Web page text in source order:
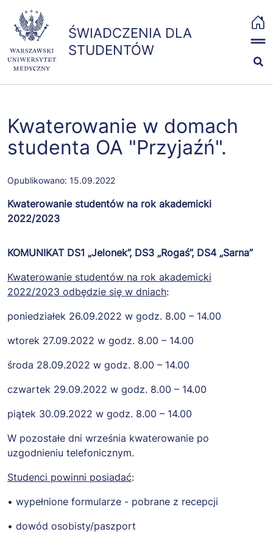
treści
ŚWIADCZENIA DLA
STUDENTÓW
The MIT License
(MIT)
2021 The Bootstrap
Permission is hereby
granted, free of
charge, to any
person obtaining a
copy of this
software and
associated
deal in the Software
without restriction,
including without
limitation the rights
merge, publish,
distribute,
sublicense, and/or
sell copies of the
permit persons to
whom the Software
is furnished to do
so, subject to the
following conditions:
notice and this
permission notice
shall be included in
all copies or
x
ŚWIADCZENIA DLA STUDENTÓW
Stypendia i zapomogi
Badania i szczepienia
Ubezpieczenia
Kontakt
Kwaterowanie w domach
studenta OA "Przyjaźń".
Opublikowano: 15.09.2022
Kwaterowanie studentów na rok akademicki
2022/2023
KOMUNIKAT DS1 „Jelonek”, DS3 „Rogaś”, DS4 „Sarna”
Kwaterowanie studentów na rok akademicki
2022/2023 odbędzie się w dniach:
poniedziałek 26.09.2022 w godz. 8.00 – 14.00
wtorek 27.09.2022 w godz. 8.00 – 14.00
środa 28.09.2022 w godz. 8.00 – 14.00
czwartek 29.09.2022 w godz. 8.00 – 14.00
piątek 30.09.2022 w godz. 8.00 – 14.00
W pozostałe dni września kwaterowanie po
uzgodnieniu telefonicznym.
Studenci powinni posiadać:
• wypełnione formularze - pobrane z recepcji
• dowód osobisty/paszport